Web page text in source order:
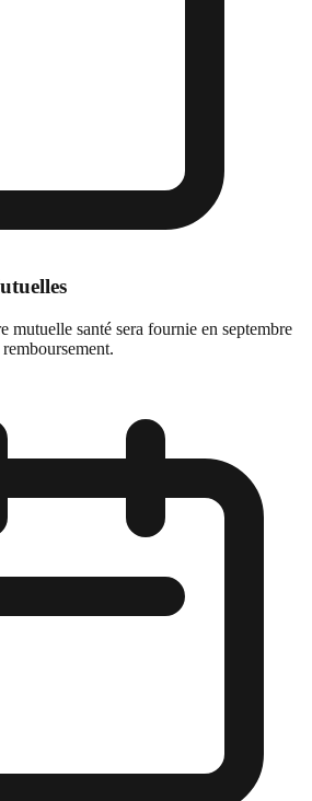
mutuelle santé sera fournie en septembre